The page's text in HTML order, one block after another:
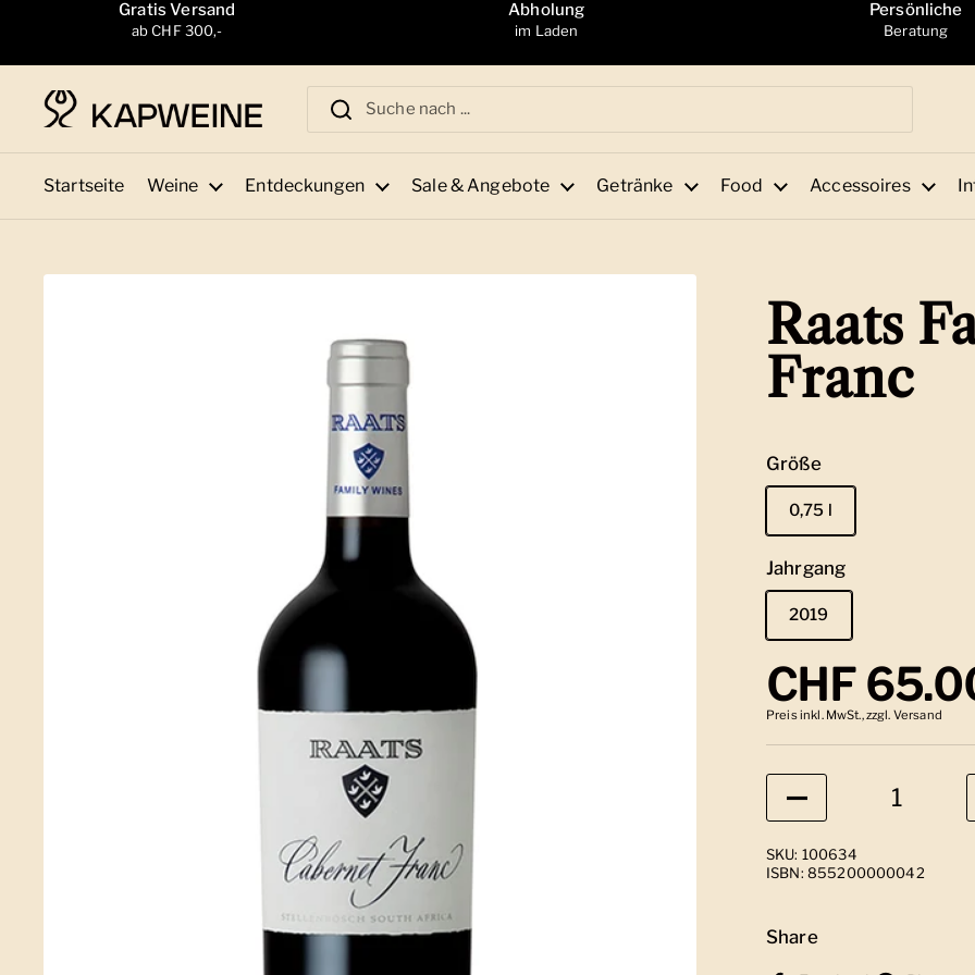
Zum Inhalt springenGratis Versand
ab CHF 300,-
Abholung
im Laden
Persönliche
Beratung
Startseite Weine Entdeckungen Sale & Angebote Getränke Food Accessoires
Raats
Franc
Größe
0,75 l
Jahrgang
2019
CHF
Preis inkl. MwSt., zzgl. Versand
Anzahl
SKU: 100634
ISBN: 855200000042
Share